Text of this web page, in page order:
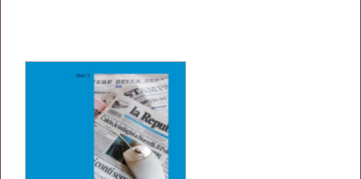
era:
€8,00.
è:
€7,60.